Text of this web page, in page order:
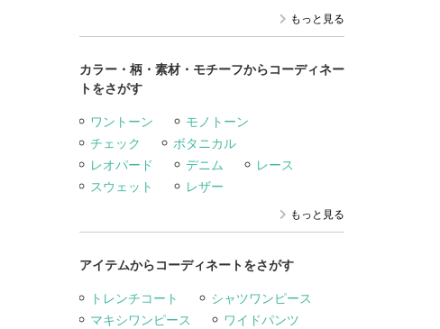
もっと見る
カラー・柄・素材・モチーフからコーディネー
トをさがす
ワントーン
モノトーン
チェック
ボタニカル
レオパード
デニム
レース
スウェット
レザー
もっと見る
アイテムからコーディネートをさがす
トレンチコート
シャツワンピース
マキシワンピース
ワイドパンツ